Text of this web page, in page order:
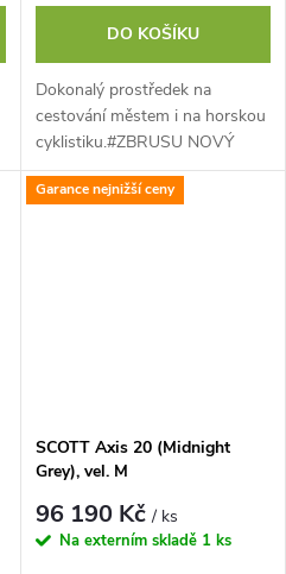
DO KOŠÍKU
Dokonalý prostředek na
cestování městem i na horskou
cyklistiku.#ZBRUSU NOVÝ
SCOTT AXIS eRIDE vybaven
nejnovějším motorem Bosch
Garance nejnižší ceny
SCOTT Axis 20 (Midnight
Grey), vel. M
96 190 Kč/ ks
Na externím skladě 1 ks